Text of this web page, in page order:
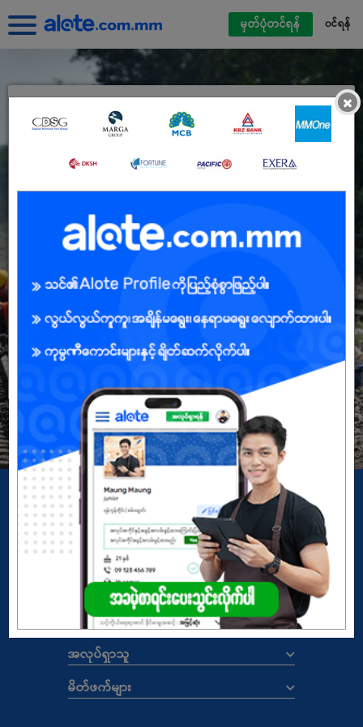
မှတ်ပုံတင်ရန် ၀င်ရန်
Alote ကိုယ်ရေးရာဇဝင်ဖြင့်ဝင်ရောက်ပါ
မြန်မာမိုဘိုင်းဖုန်းနံပါတ်
လျှို့ဝှက်နံပါတ် မေ့နေသည်
အကောင့်မရှိသေးဘူးလား? မှတ်ပုံတင်မယ်
×
Copyright© 2026 ALOTE.com.mm
မူဝါဒ| စည်းကမ်းနှင့်သတ်မှတ်ချက်များ
ALOTE.COM.MM
အလုပ်ရှင်များ
အလုပ်ရှာသူ
မိတ်ဖက်များ